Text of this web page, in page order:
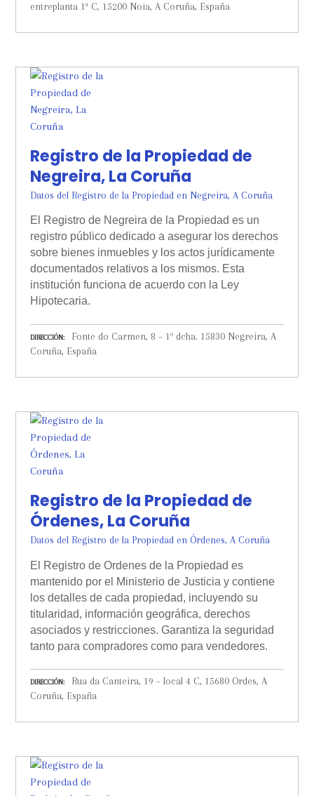
entreplanta 1ª C, 15200 Noia, A Coruña, España
Registro de la Propiedad de
Negreira, La Coruña
Datos del Registro de la Propiedad en Negreira, A Coruña
El Registro de Negreira de la Propiedad es un
registro público dedicado a asegurar los derechos
sobre bienes inmuebles y los actos jurídicamente
documentados relativos a los mismos. Esta
institución funciona de acuerdo con la Ley
Hipotecaria.
DIRECCIÓN
Fonte do Carmen, 8 – 1º dcha. 15830 Negreira, A
Coruña, España
Registro de la Propiedad de
Órdenes, La Coruña
Datos del Registro de la Propiedad en Órdenes, A Coruña
El Registro de Ordenes de la Propiedad es
mantenido por el Ministerio de Justicia y contiene
los detalles de cada propiedad, incluyendo su
titularidad, información geográfica, derechos
asociados y restricciones. Garantiza la seguridad
tanto para compradores como para vendedores.
DIRECCIÓN
Rua da Canteira, 19 – local 4 C, 15680 Ordes, A
Coruña, España